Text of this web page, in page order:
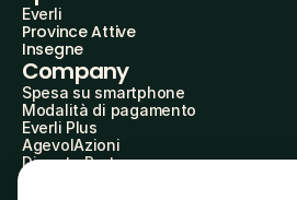
Everli
Province Attive
Insegne
Company
Spesa su smartphone
Modalità di pagamento
Everli Plus
AgevolAzioni
Diventa Partner